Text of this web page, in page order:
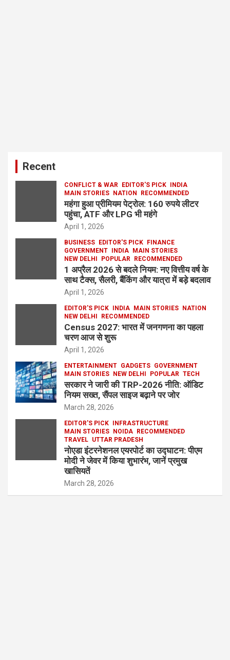
Recent
CONFLICT & WAR EDITOR'S PICK
INDIA
MAIN STORIES
NATION RECOMMENDED
महंगा हुआ प्रीमियम पेट्रोल: 160 रुपये लीटर
पहुंचा, ATF और LPG भी महंगे
April 1, 2026
BUSINESS EDITOR'S PICK
FINANCE
GOVERNMENT
INDIA
MAIN STORIES
NEW DELHI
POPULAR RECOMMENDED
1 अप्रैल 2026 से बदले नियम: नए वित्तीय वर्ष के
साथ टैक्स, सैलरी, बैंकिंग और यात्रा में बड़े बदलाव
April 1, 2026
EDITOR'S PICK INDIA MAIN STORIES
NATION
NEW DELHI
RECOMMENDED
Census 2027: भारत में जनगणना का पहला
चरण आज से शुरू
April 1, 2026
ENTERTAINMENT GADGETS GOVERNMENT
MAIN STORIES
NEW DELHI POPULAR TECH
सरकार ने जारी की TRP-2026 नीति: ऑडिट
नियम सख्त, सैंपल साइज बढ़ाने पर जोर
March 28, 2026
EDITOR'S PICK
INFRASTRUCTURE
MAIN STORIES
NOIDA
RECOMMENDED
TRAVEL UTTAR PRADESH
नोएडा इंटरनेशनल एयरपोर्ट का उद्घाटन: पीएम
मोदी ने जेवर में किया शुभारंभ, जानें प्रमुख
खासियतें
March 28, 2026